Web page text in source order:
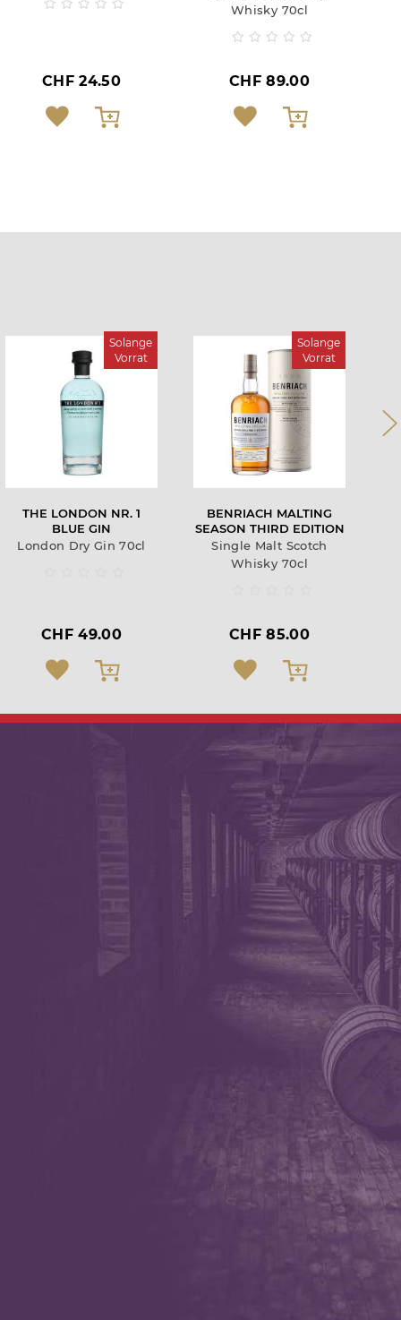
CHF 24.50
Whisky 70cl
CHF 89.00
Solange
Vorrat
THE LONDON NR. 1
BLUE GIN
London Dry Gin 70cl
CHF 49.00
Solange
Vorrat
BENRIACH MALTING
SEASON THIRD EDITION
Single Malt Scotch
Whisky 70cl
CHF 85.00